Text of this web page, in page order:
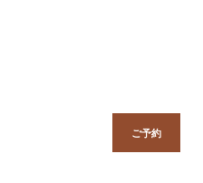
ご予約